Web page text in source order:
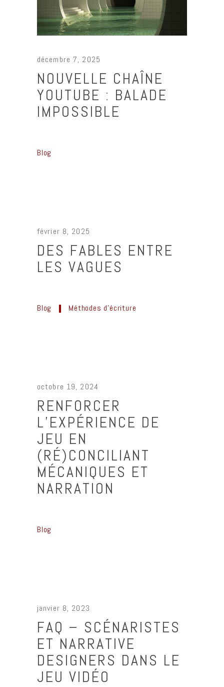
décembre 7, 2025
NOUVELLE CHAÎNE
YOUTUBE : BALADE
IMPOSSIBLE
Blog
février 8, 2025
DES FABLES ENTRE
LES VAGUES
Blog Méthodes d'écriture
octobre 19, 2024
RENFORCER
L’EXPÉRIENCE DE
JEU EN
(RÉ)CONCILIANT
MÉCANIQUES ET
NARRATION
Blog
janvier 8, 2023
FAQ – SCÉNARISTES
ET NARRATIVE
DESIGNERS DANS LE
JEU VIDÉO